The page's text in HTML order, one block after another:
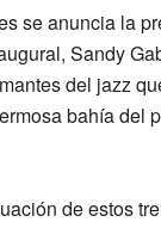
se anuncia la
Sandy
del jazz
bahía del
de estos